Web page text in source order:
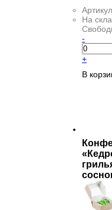
На
-
+
В